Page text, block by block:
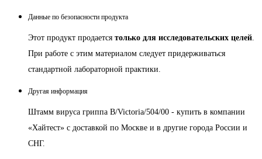
Данные по безопасности продукта
Этот продукт продается только для исследовательских целей
При работе с этим материалом следует придерживаться
стандартной лабораторной практики.
Другая информация
Штамм вируса гриппа B/Victoria/504/00 - купить в компании
«Хайтест» с доставкой по Москве и в другие города России и
СНГ.